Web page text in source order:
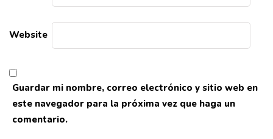
Website
Guardar mi nombre, correo electrónico y sitio web en
este navegador para la próxima vez que haga un
comentario.